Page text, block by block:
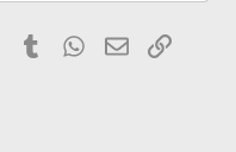
PinterestTumblr WhatsApp
EmailLink